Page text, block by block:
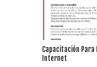
Capacitación Para
Internet